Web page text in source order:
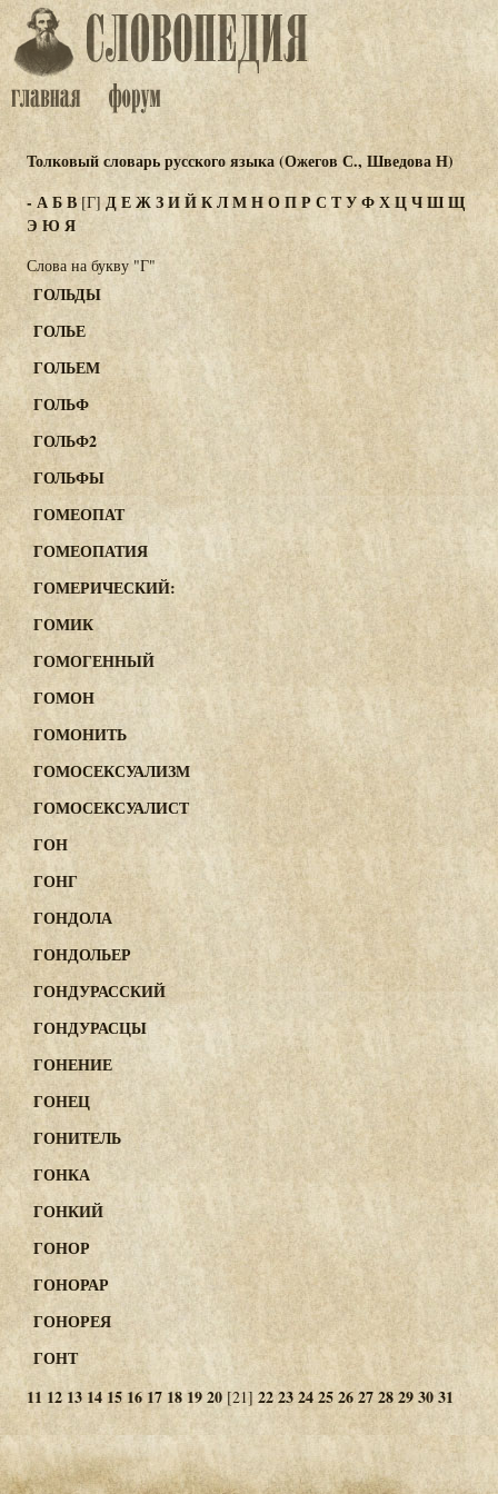
Толковый словарь русского языка (Ожегов С., Шведова Н)
-АБВ[Г] ДЕЖЗИЙКЛМНОПРС ТУФХЦЧШЩ
Э Ю Я
Слова на букву "Г"
ГОЛЬДЫ
ГОЛЬЕ
ГОЛЬЕМ
ГОЛЬФ
ГОЛЬФ2
ГОЛЬФЫ
ГОМЕОПАТ
ГОМЕОПАТИЯ
ГОМЕРИЧЕСКИЙ:
ГОМИК
ГОМОГЕННЫЙ
ГОМОН
ГОМОНИТЬ
ГОМОСЕКСУАЛИЗМ
ГОМОСЕКСУАЛИСТ
ГОН
ГОНГ
ГОНДОЛА
ГОНДОЛЬЕР
ГОНДУРАССКИЙ
ГОНДУРАСЦЫ
ГОНЕНИЕ
ГОНЕЦ
ГОНИТЕЛЬ
ГОНКА
ГОНКИЙ
ГОНОР
ГОНОРАР
ГОНОРЕЯ
ГОНТ
11 1213 14 15 16 17 181920 [21] 22232425262728293031